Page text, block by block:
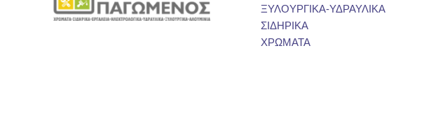
ΞΥΛΟΥΡΓΙΚΑ-ΥΔΡΑΥΛΙΚΑ
ΣΙΔΗΡΙΚΑ
ΧΡΩΜΑΤΑ